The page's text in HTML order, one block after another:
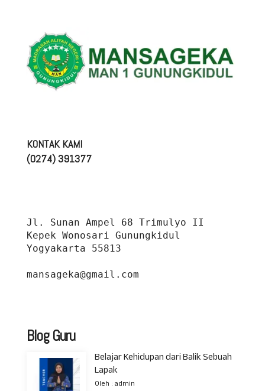
KONTAK KAMI
(0274) 391377
Jl. Sunan Ampel 68 Trimulyo II
Kepek Wonosari Gunungkidul
Yogyakarta 55813
mansageka@gmail.com
Blog Guru
Belajar Kehidupan dari Balik Sebuah
Lapak
Oleh : admin